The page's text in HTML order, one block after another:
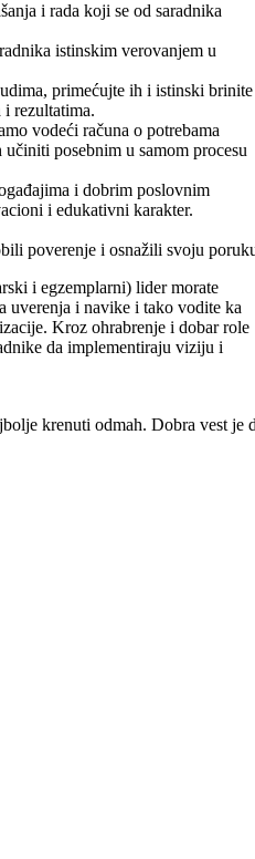
i rada koji se od saradnika
istinskim verovanjem u
primećujte ih i istinski
rezultatima.
vodeći računa o potrebama
posebnim u samom procesu
i dobrim poslovnim
i edukativni karakter.
poverenje i osnažili svoju
i egzemplarni) lider morate
uverenja i navike i tako vodite ka
Kroz ohrabrenje i dobar role
da implementiraju viziju i
krenuti odmah. Dobra vest je